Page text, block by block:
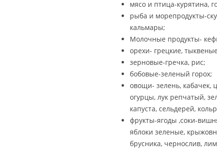
мясо и птица-курятина,
рыба и морепродукты-
кальмары;
Молочные продукты-
орехи- грецкие,
зерновые-гречка, рис;
бобовые-зеленый горох;
овощи- зелень, кабачек,
огурцы, лук репчатый,
капуста, сельдерей,
фрукты-ягоды ,соки-
яблоки зеленые,
брусника, чернослив,